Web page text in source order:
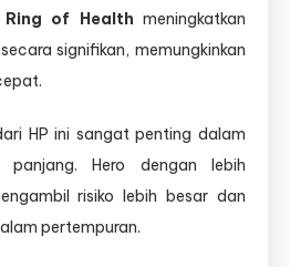
Ring of Health meningkatkan
signifikan, memungkinkan
HP ini sangat penting dalam
panjang. Hero dengan lebih
risiko lebih besar dan
pertempuran.